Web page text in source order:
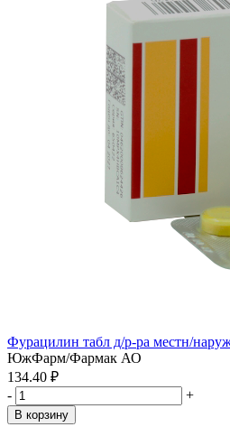
Фурацилин табл д/р-ра местн/
ЮжФарм/Фармак АО
134.40 ₽
-
+
В корзину